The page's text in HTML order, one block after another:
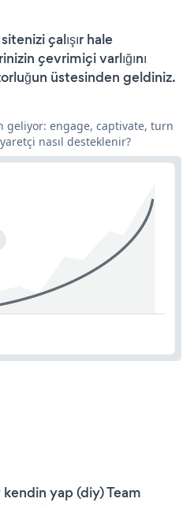
çalışır hale
çevrimiçi varlığını
üstesinden geldiniz.
geliyor: engage, captivate, turn
nasıl desteklenir?
yap (diy) Team